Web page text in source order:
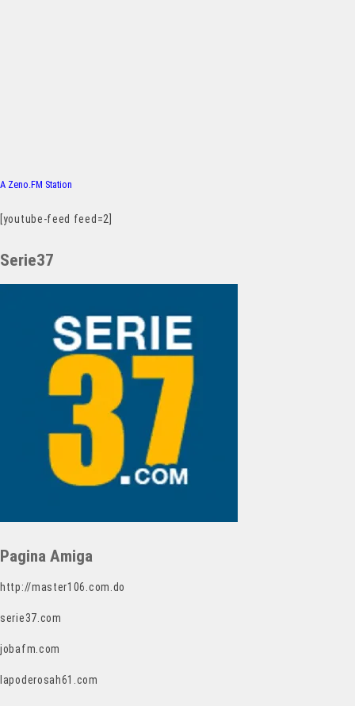
A Zeno.FM Station
[youtube-feed feed=2]
Serie37
Pagina Amiga
http://master106.com.do
serie37.com
jobafm.com
lapoderosah61.com